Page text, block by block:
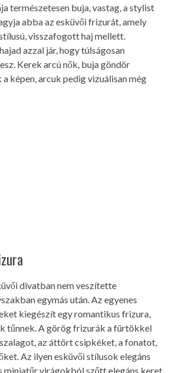
természetesen buja, vastag, a stylist
abba az esküvői frizurát, amely
visszafogott haj mellett.
azzal jár, hogy túlságosan
Kerek arcú nők, buja göndör
képen, arcuk pedig vizuálisan még
divatban nem veszítette
egymás után. Az egyenes
kiegészít egy romantikus frizura,
tűnnek. A görög frizurák a fürtökkel
az áttört csipkéket, a fonatot,
Az ilyen esküvői stílusok elegáns
miniatűr virágokból szőtt elegáns keret,